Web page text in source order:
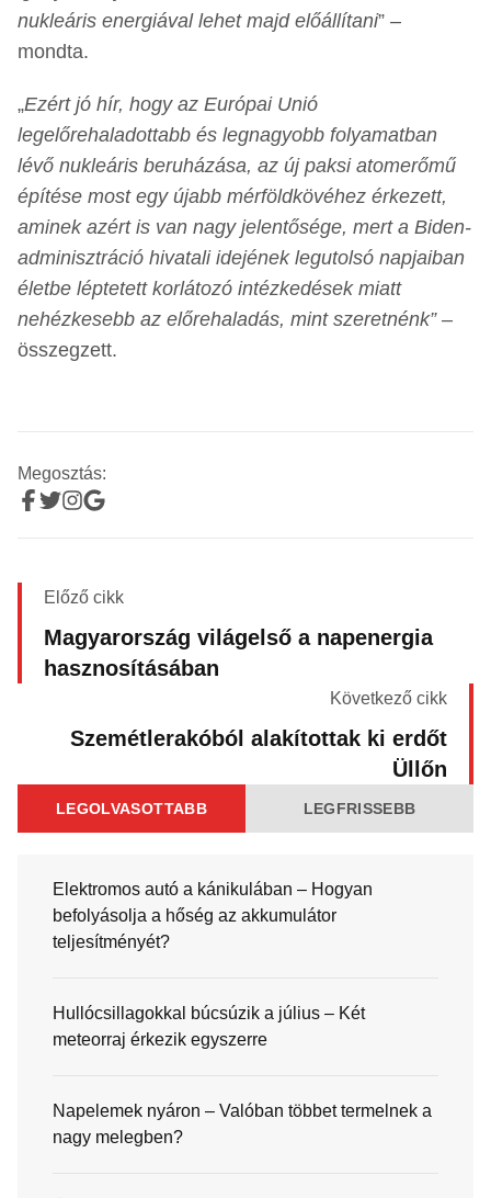
nukleáris energiával lehet majd előállítani” –
mondta.
„Ezért jó hír, hogy az Európai Unió
legelőrehaladottabb és legnagyobb folyamatban
lévő nukleáris beruházása, az új paksi atomerőmű
építése most egy újabb mérföldkövéhez érkezett,
aminek azért is van nagy jelentősége, mert a Biden-
adminisztráció hivatali idejének legutolsó napjaiban
életbe léptetett korlátozó intézkedések miatt
nehézkesebb az előrehaladás, mint szeretnénk”–
összegzett.
Megosztás:
Előző cikk
Magyarország világelső a napenergia
hasznosításában
Következő cikk
Szemétlerakóból alakítottak ki erdőt
Üllőn
LEGOLVASOTTABB LEGFRISSEBB
Elektromos autó a kánikulában – Hogyan
befolyásolja a hőség az akkumulátor
teljesítményét?
Hullócsillagokkal búcsúzik a július – Két
meteorraj érkezik egyszerre
Napelemek nyáron – Valóban többet termelnek a
nagy melegben?